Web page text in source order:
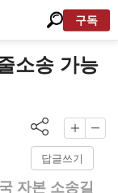
구독
소송 가능
답글쓰기
자본 소송길